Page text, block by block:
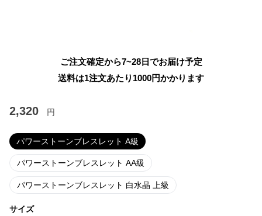
ご注文確定から7~28日でお届け予定
送料は1注文あたり 1000円かかります
2,320 円
パワーストーンブレスレット A級
パワーストーンブレスレット AA級
パワーストーンブレスレット 白水晶 上級
サイズ